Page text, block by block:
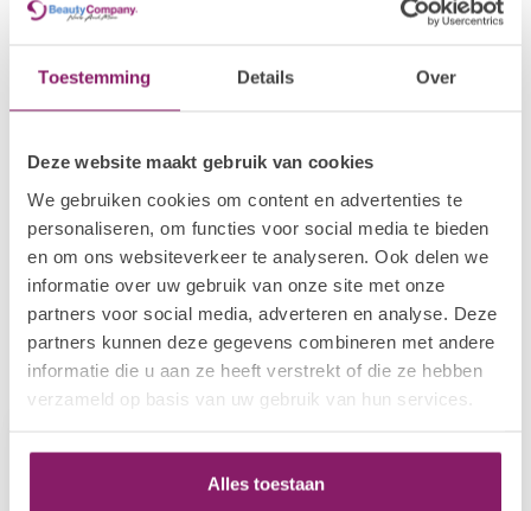
Toestemming Details Over
Deze website maakt gebruik van cookies
We gebruiken cookies om content en advertenties te
personaliseren, om functies voor social media te bieden
en om ons websiteverkeer te analyseren. Ook delen we
informatie over uw gebruik van onze site met onze
partners voor social media, adverteren en analyse. Deze
partners kunnen deze gegevens combineren met andere
informatie die u aan ze heeft verstrekt of die ze hebben
verzameld op basis van uw gebruik van hun services.
Alles toestaan
Diamond Dappendish Queen
€17,55
€14,04
BEAUTY COMPANY
Op voorraad
BEAUTY COMPANY
Princess Diamond Dappendish
€4,78
€3,82
Recent bekeken